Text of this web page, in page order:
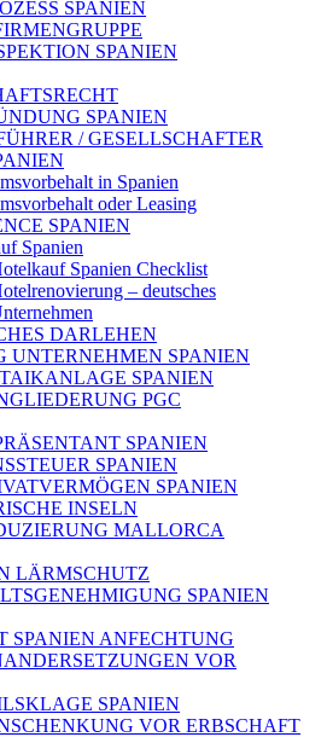
SPANIEN
SPANIEN
SPANIEN
/ GESELLSCHAFTER
in Spanien
oder Leasing
SPANIEN
Spanien
Spanien Checklist
– deutsches
DARLEHEN
UNTERNEHMEN SPANIEN
SPANIEN
PGC
SPANIEN
SPANIEN
SPANIEN
INSELN
MALLORCA
LÄRMSCHUTZ
SPANIEN
SPANIEN ANFECHTUNG
VOR
SPANIEN
VOR ERBSCHAFT